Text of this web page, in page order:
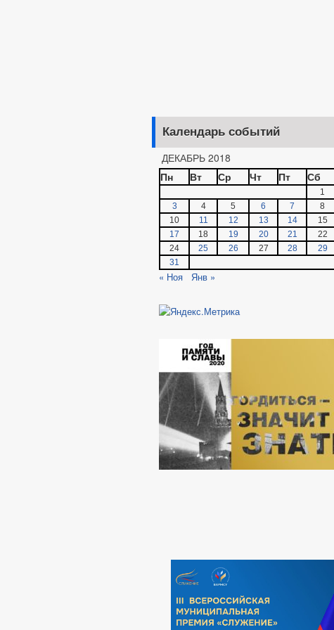
Календарь событий
ДЕКАБРЬ 2018
Пн
Вт Ср Чт Пт Сб
1
3
4 5 6 7 8
10
11 12 13 14 15
17
18 19 20 21 22
24
25 26 27 28 29
31
« Ноя Янв »